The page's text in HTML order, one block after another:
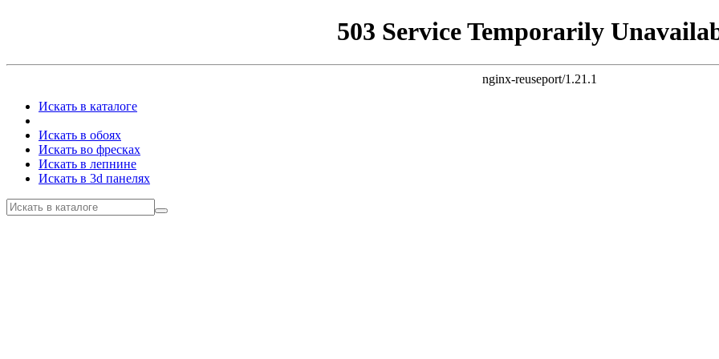
503 Service Temporarily
nginx-reuseport/1.21.1
Искать в каталоге
Искать в обоях
Искать во фресках
Искать в лепнине
Искать в 3d панелях